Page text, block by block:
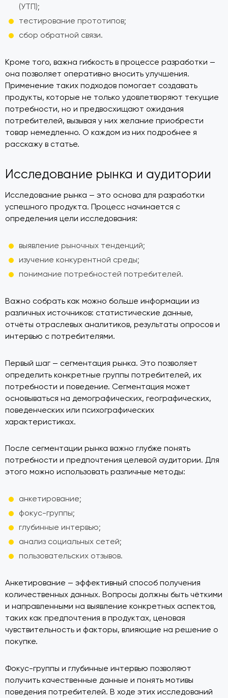
(УТП);
тестирование прототипов;
сбор обратной связи.
Кроме того, важна гибкость в процессе разработки —
она позволяет оперативно вносить улучшения.
Применение таких подходов помогает создавать
продукты, которые не только удовлетворяют текущие
потребности, но и предвосхищают ожидания
потребителей, вызывая у них желание приобрести
товар немедленно. О каждом из них подробнее я
расскажу в статье.
Исследование рынка и аудитории
Исследование рынка — это основа для разработки
успешного продукта. Процесс начинается с
определения цели исследования:
выявление рыночных тенденций;
изучение конкурентной среды;
понимание потребностей потребителей.
Важно собрать как можно больше информации из
различных источников: статистические данные,
отчёты отраслевых аналитиков, результаты опросов и
интервью с потребителями.
Первый шаг — сегментация рынка. Это позволяет
определить конкретные группы потребителей, их
потребности и поведение. Сегментация может
основываться на демографических, географических,
поведенческих или психографических
характеристиках.
После сегментации рынка важно глубже понять
потребности и предпочтения целевой аудитории. Для
этого можно использовать различные методы:
анкетирование;
фокус-группы;
глубинные интервью;
анализ социальных сетей;
пользовательских отзывов.
Анкетирование — эффективный способ получения
количественных данных. Вопросы должны быть чёткими
и направленными на выявление конкретных аспектов,
таких как предпочтения в продуктах, ценовая
чувствительность и факторы, влияющие на решение о
покупке.
Фокус-группы и глубинные интервью позволяют
получить качественные данные и понять мотивы
поведения потребителей. В ходе этих исследований